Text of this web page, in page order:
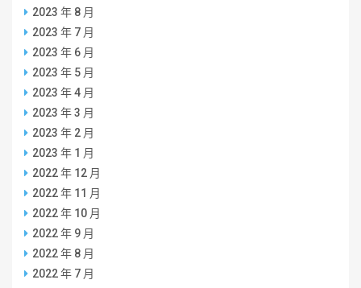
2023 年 8 月
2023 年 7 月
2023 年 6 月
2023 年 5 月
2023 年 4 月
2023 年 3 月
2023 年 2 月
2023 年 1 月
2022 年 12 月
2022 年 11 月
2022 年 10 月
2022 年 9 月
2022 年 8 月
2022 年 7 月